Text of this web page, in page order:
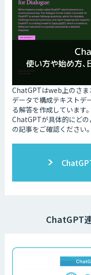
ChatGPTはweb上のさま
データで構成テキストデ
る解答を作成しています。
ChatGPTが具体的にどの
の記事をご確認ください。
ChatGPT